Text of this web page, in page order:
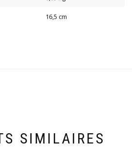
16,5 cm
SIMILAIRES